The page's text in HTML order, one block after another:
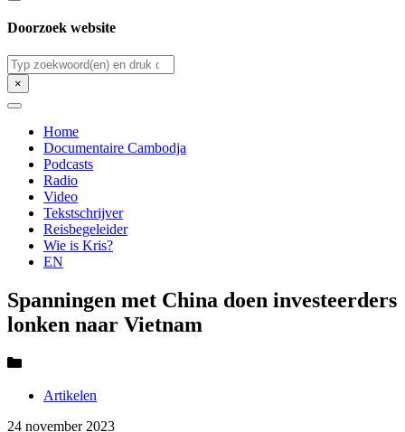
Doorzoek website
Zoeken
×
Home
Documentaire Cambodja
Podcasts
Radio
Video
Tekstschrijver
Reisbegeleider
Wie is Kris?
EN
Spanningen met China doen investeerders
lonken naar Vietnam
Artikelen
24 november 2023